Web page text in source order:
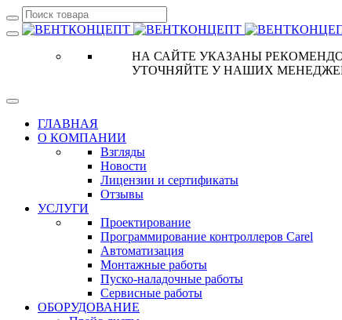
НА САЙТЕ УКАЗАНЫ
УТОЧНЯЙТЕ У НАШИХ
ГЛАВНАЯ
О КОМПАНИИ
Взгляды
Новости
Лицензии и сертификаты
Отзывы
УСЛУГИ
Проектирование
Программирование контроллеров Carel
Автоматизация
Монтажные работы
Пуско-наладочные работы
Сервисные работы
ОБОРУДОВАНИЕ